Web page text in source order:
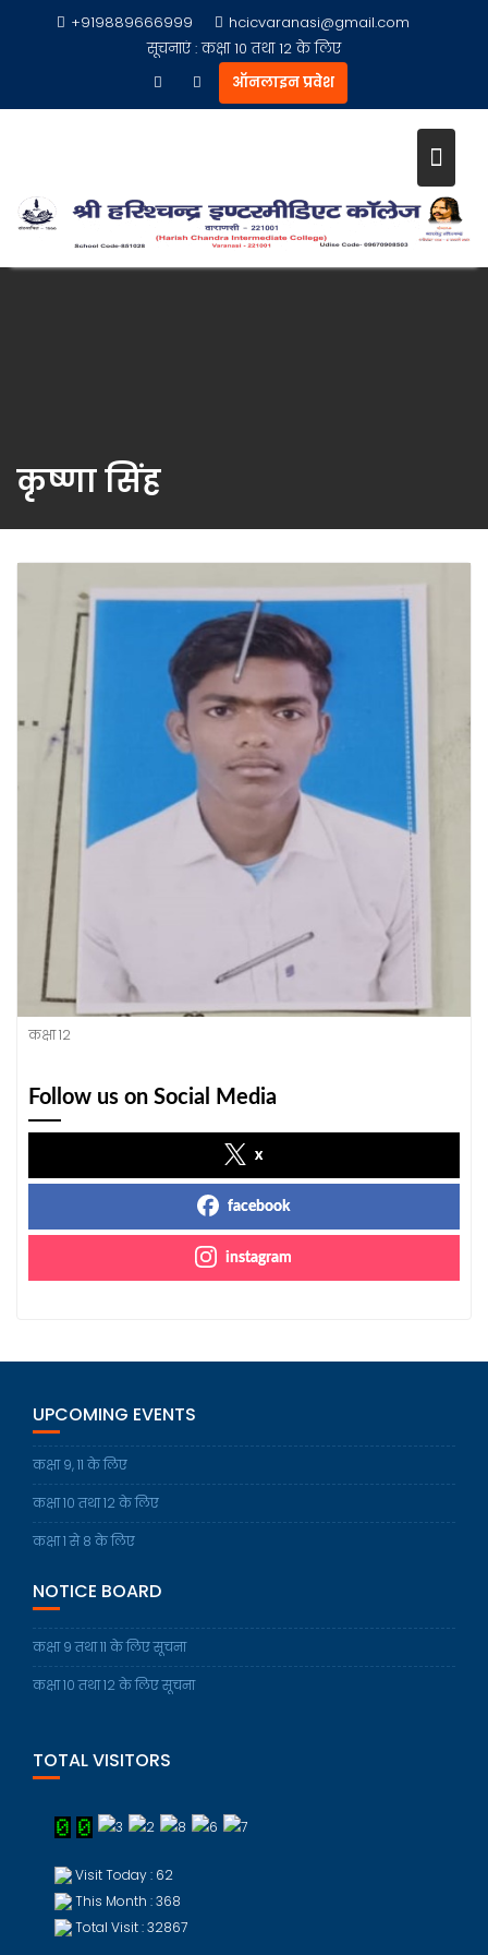
+919889666999
hcicvaranasi@gmail.com
सूचनाएं : कक्षा 10 तथा 12 के लिए
ऑनलाइन प्रवेश
कृष्णा सिंह
कक्षा 12
Follow us on Social Media
x
facebook
instagram
UPCOMING EVENTS
कक्षा 9, 11 के लिए
कक्षा 10 तथा 12 के लिए
कक्षा 1 से 8 के लिए
NOTICE BOARD
कक्षा 9 तथा 11 के लिए सूचना
कक्षा 10 तथा 12 के लिए सूचना
TOTAL VISITORS
Visit Today : 62
This Month : 368
Total Visit : 32867